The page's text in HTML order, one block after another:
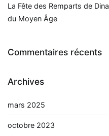
La Fête des Remparts de
du Moyen Âge
Commentaires récents
Archives
mars 2025
octobre 2023